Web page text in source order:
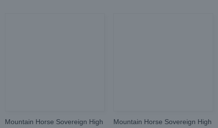
Mountain Horse Sovereign High
Mountain Horse Sovereign High